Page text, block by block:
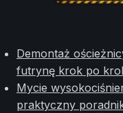
Demontaż
futrynę krok po
Mycie
praktyczny